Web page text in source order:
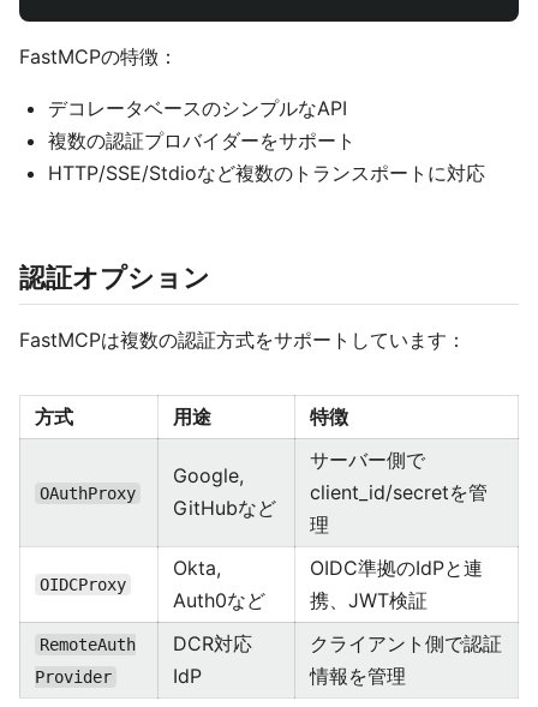
FastMCPの特徴：
デコレータベースのシンプルなAPI
複数の認証プロバイダーをサポート
HTTP/SSE/Stdioなど複数のトランスポートに対応
認証オプション
FastMCPは複数の認証方式をサポートしています：
方式 用途 特徴
OAuthProxy
Google,
GitHubなど
サーバー側で
client_id/secretを管
理
OIDCProxy
Okta,
Auth0など
OIDC準拠のIdPと連
携、JWT検証
RemoteAuth
Provider
DCR対応
IdP
クライアント側で認証
情報を管理